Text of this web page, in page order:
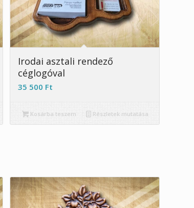
Irodai asztali rendező
céglogóval
35 500 Ft
Kosárba teszem Részletek mutatása